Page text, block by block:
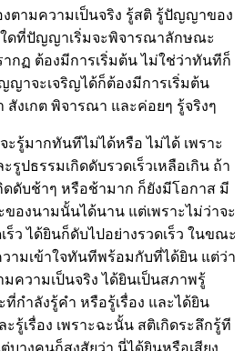
งตามความเป็นจริง รู้สติ รู้ปัญญาของ
ดที่ปัญญาเริ่มจะพิจารณาลักษณะ
กฏ ต้องมีการเริ่มต้น ไม่ใช่ว่าทันทีก็
าจะเจริญได้ก็ต้องมีการเริ่มต้น
งเกต พิจารณา และค่อยๆ รู้จริงๆ
ะรู้มากทันทีไม่ได้หรือ ไม่ได้ เพราะ
รูปธรรมเกิดดับรวดเร็วเหลือเกิน ถ้า
ดับช้าๆ หรือช้ามาก ก็ยังมีโอกาส มี
องนามนั้นได้นาน แต่เพราะไม่ว่าจะ
ร็ว ได้ยินก็ดับไปอย่างรวดเร็ว ในขณะ
ามเข้าใจทันทีพร้อมกับที่ได้ยิน แต่ว่า
ความเป็นจริง ได้ยินเป็นสภาพรู้
ที่กำลังรู้คำ หรือรู้เรื่อง และได้ยิน
รู้เรื่อง เพราะฉะนั้น สติเกิดระลึกรู้ที
บางคนก็สงสัยว่า นี่ได้ยินหรือเสียง